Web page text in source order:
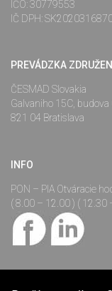
IČO: 30779553
IČ DPH:
PREVÁDZKA
ČESMAD Slovakia
Galvaniho 15C, budova
821 04 Bratislava
INFO
PON – PIA Otváracie
( 8.00 – 12.00 ) ( 12.30